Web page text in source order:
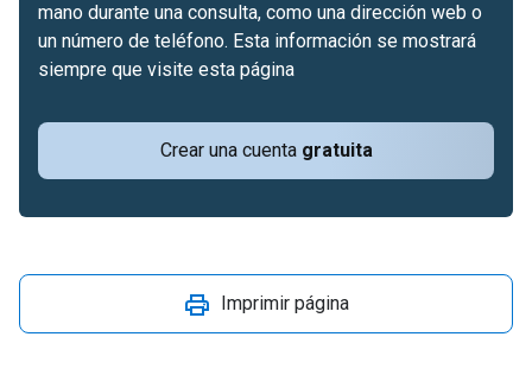
Crear una cuenta gratuita
mano durante una consulta, como una dirección web o
un número de teléfono. Esta información se mostrará
siempre que visite esta página
Imprimir página